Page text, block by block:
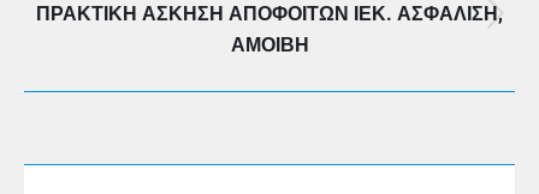
Next
post:
ΠΡΑΚΤΙΚΉ ΆΣΚΗΣΗ ΑΠΟΦΟΊΤΩΝ ΙΕΚ. ΑΣΦΆΛΙΣΗ,
ΑΜΟΙΒΉ